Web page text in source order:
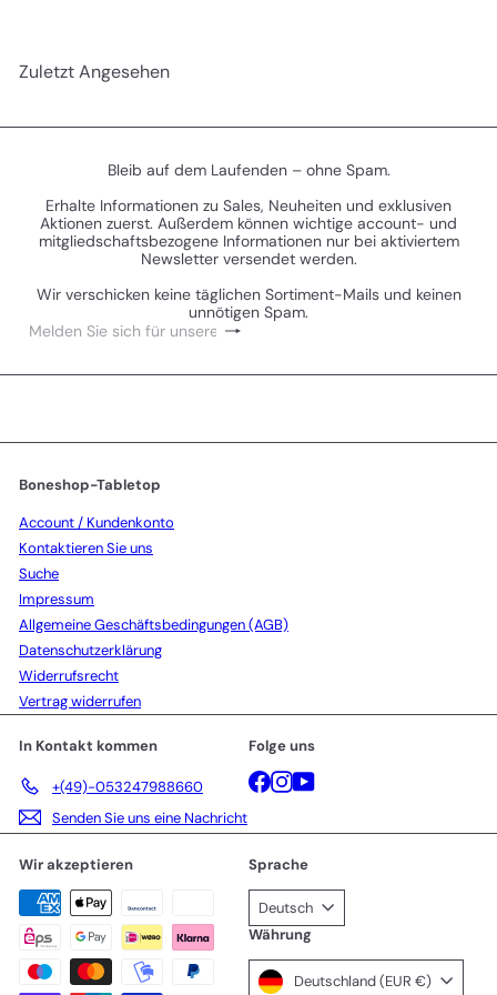
Zuletzt Angesehen
Bleib auf dem Laufenden – ohne Spam.
Erhalte Informationen zu Sales, Neuheiten und exklusiven
Aktionen zuerst. Außerdem können wichtige account- und
mitgliedschaftsbezogene Informationen nur bei aktiviertem
Newsletter versendet werden.
Wir verschicken keine täglichen Sortiment-Mails und keinen
unnötigen Spam.
Abonnieren
Melden
sich
Mailingliste
Boneshop-Tabletop
Account / Kundenkonto
Kontaktieren Sie uns
Suche
Impressum
Allgemeine Geschäftsbedingungen (AGB)
Datenschutzerklärung
Widerrufsrecht
Vertrag widerrufen
In Kontakt kommen
+(49)-053247988660
Senden Sie uns eine Nachricht
Folge uns
Facebook
Instagram
YouTube
Wir akzeptieren Sprache
Deutsch
Währung
Deutschland (EUR €)